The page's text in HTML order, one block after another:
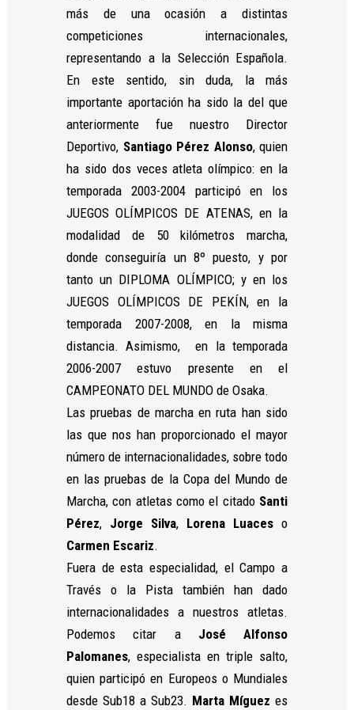
más de una ocasión a distintas
competiciones internacionales,
representando a la Selección Española.
En este sentido, sin duda, la más
importante aportación ha sido la del que
anteriormente fue nuestro Director
Deportivo, Santiago Pérez Alonso, quien
ha sido dos veces atleta olímpico: en la
temporada 2003-2004 participó en los
JUEGOS OLÍMPICOS DE ATENAS, en la
modalidad de 50 kilómetros marcha,
donde conseguiría un 8º puesto, y por
tanto un DIPLOMA OLÍMPICO; y en los
JUEGOS OLÍMPICOS DE PEKÍN, en la
temporada 2007-2008, en la misma
distancia. Asimismo, en la temporada
2006-2007 estuvo presente en el
CAMPEONATO DEL MUNDO de Osaka.
Las pruebas de marcha en ruta han sido
las que nos han proporcionado el mayor
número de internacionalidades, sobre todo
en las pruebas de la Copa del Mundo de
Marcha, con atletas como el citado Santi
Pérez, Jorge Silva, Lorena Luaces o
Carmen Escariz.
Fuera de esta especialidad, el Campo a
Través o la Pista también han dado
internacionalidades a nuestros atletas.
Podemos citar a José Alfonso
Palomanes, especialista en triple salto,
quien participó en Europeos o Mundiales
desde Sub18 a Sub23. Marta Míguez es